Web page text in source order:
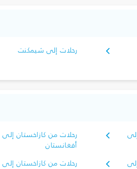
رحلات إلى شيمكنت
رحلات من كازاخستان إلى
أفغانستان
رحلات من كازاخستان إلى